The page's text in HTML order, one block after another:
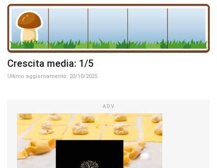
Crescita media: 1/5
Ultimo aggiornamento: 20/10/2025
ADV